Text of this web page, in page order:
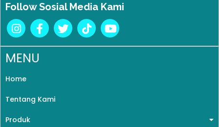
Follow Sosial Media Kami
MENU
Home
Tentang Kami
Produk